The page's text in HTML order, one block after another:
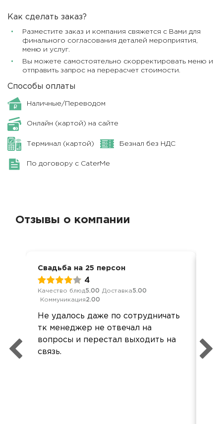
Как сделать заказ?
Разместите заказ и компания свяжется с Вами для
финального согласования деталей мероприятия,
меню и услуг.
Вы можете самостоятельно скорректировать меню и
отправить запрос на перерасчет стоимости.
Способы оплаты
Наличные/Переводом
Онлайн (картой) на сайте
Терминал (картой) Безнал без НДС
По договору с CaterMe
Отзывы о компании
Свадьба на 25 персон
4
Качество блюд5.00 Доставка5.00
Коммуникация2.00
Не удалось даже по сотрудничать
тк менеджер не отвечал на
вопросы и перестал выходить на
связь.